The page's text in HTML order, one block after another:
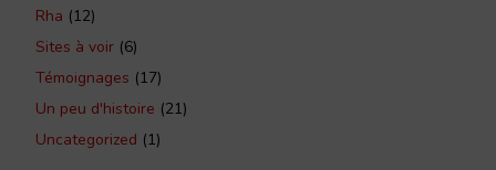
Rha (12)
Sites à voir (6)
Témoignages (17)
Un peu d'histoire (21)
Uncategorized (1)